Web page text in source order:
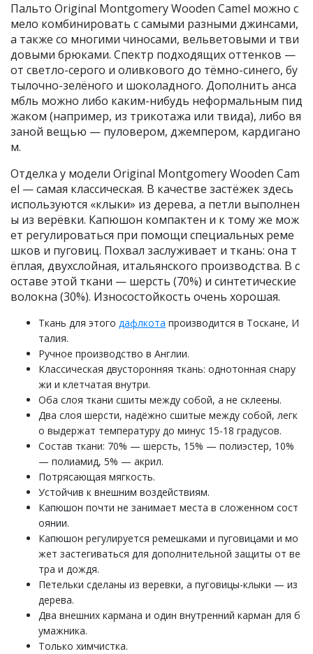
Пальто Original Montgomery Wooden Camel можно с
мело комбинировать с самыми разными джинсами,
а также со многими чиносами, вельветовыми и тви
довыми брюками. Спектр подходящих оттенков —
от светло-серого и оливкового до тёмно-синего, бу
тылочно-зелёного и шоколадного. Дополнить анса
мбль можно либо каким-нибудь неформальным пид
жаком (например, из трикотажа или твида), либо вя
заной вещью — пуловером, джемпером, кардигано
м.
Отделка у модели Original Montgomery Wooden Cam
el — самая классическая. В качестве застёжек здесь
используются «клыки» из дерева, а петли выполнен
ы из верёвки. Капюшон компактен и к тому же мож
ет регулироваться при помощи специальных реме
шков и пуговиц. Похвал заслуживает и ткань: она т
ёплая, двухслойная, итальянского производства. В с
оставе этой ткани — шерсть (70%) и синтетические
волокна (30%). Износостойкость очень хорошая.
Ткань для этого дафлкота производится в Тоскане, И
талия.
Ручное производство в Англии.
Классическая двусторонняя ткань: однотонная снару
жи и клетчатая внутри.
Оба слоя ткани сшиты между собой, а не склеены.
Два слоя шерсти, надёжно сшитые между собой, легк
о выдержат температуру до минус 15-18 градусов.
Состав ткани: 70% — шерсть, 15% — полиэстер, 10%
— полиамид, 5% — акрил.
Потрясающая мягкость.
Устойчив к внешним воздействиям.
Капюшон почти не занимает места в сложенном сост
оянии.
Капюшон регулируется ремешками и пуговицами и мо
жет застегиваться для дополнительной защиты от ве
тра и дождя.
Петельки сделаны из веревки, а пуговицы-клыки — из
дерева.
Два внешних кармана и один внутренний карман для б
умажника.
Только химчистка.